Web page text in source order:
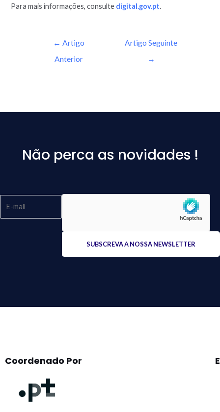
Para mais informações, consulte digital.gov.pt.
← Artigo
Anterior
Artigo Seguinte
→
Não perca as novidades !
Coordenado Por